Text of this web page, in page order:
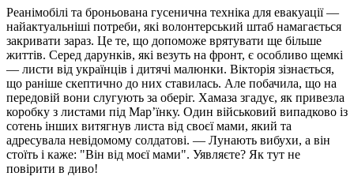
Реанімобілі та броньована гусенична техніка для евакуації —
найактуальніші потреби, які волонтерський штаб намагається
закривати зараз. Це те, що допоможе врятувати ще більше
життів. Серед дарунків, які везуть на фронт, є особливо щемкі
— листи від українців і дитячі малюнки. Вікторія зізнається,
що раніше скептично до них ставилась. Але побачила, що на
передовій вони слугують за оберіг. Хамаза згадує, як привезла
коробку з листами під Мар’їнку. Один військовий випадково із
сотень інших витягнув листа від своєї мами, який та
адресувала невідомому солдатові. — Лунають вибухи, а він
стоїть і каже: "Він від моєї мами". Уявляєте? Як тут не
повірити в диво!